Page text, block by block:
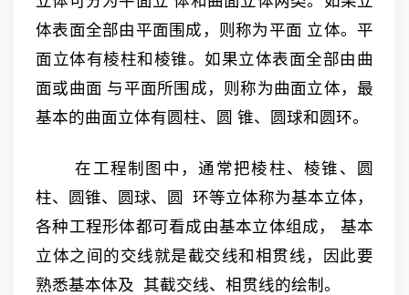
体表面全部由平面围成，则称为平面 立体。平
面立体有棱柱和棱锥。如果立体表面全部由曲
面或曲面 与平面所围成，则称为曲面立体，最
基本的曲面立体有圆柱、圆 锥、圆球和圆环。
在工程制图中，通常把棱柱、棱锥、圆
柱、圆锥、圆球、圆 环等立体称为基本立体，
各种工程形体都可看成由基本立体组成， 基本
立体之间的交线就是截交线和相贯线，因此要
熟悉基本体及 其截交线、相贯线的绘制。